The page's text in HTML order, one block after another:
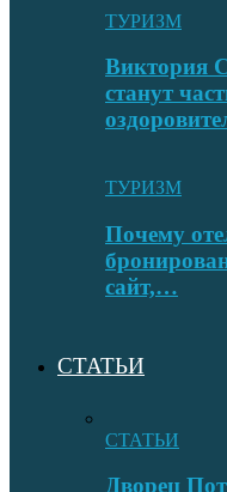
ТУРИЗМ
Виктория
станут
ТУРИЗМ
Почему
сайт,…
СТАТЬИ
СТАТЬИ
Дворец